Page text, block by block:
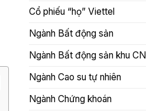
Cổ phiếu “họ” Viettel
Ngành Bất động sản
Ngành Bất động sản khu CN
Ngành Cao su tự nhiên
Ngành Chứng khoán